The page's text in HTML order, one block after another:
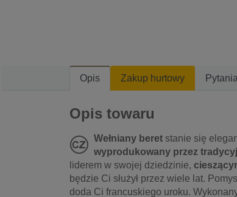
Opis Zakup hurtowy Pytania
Opis towaru
Wełniany beret stanie się
wyprodukowany przez
liderem w swojej dziedzinie,
będzie Ci służył przez wiele lat.
doda Ci francuskiego uroku.